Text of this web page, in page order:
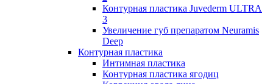
Контурная пластика Juvederm ULTRA
3
Увеличение губ препаратом Neuramis
Deep
Контурная пластика
Интимная пластика
Контурная пластика ягодиц